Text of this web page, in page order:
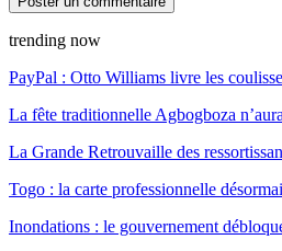
trending now
PayPal : Otto Williams livre les
La fête traditionnelle Agbogboza
La Grande Retrouvaille des
Togo : la carte professionnelle
Inondations : le gouvernement